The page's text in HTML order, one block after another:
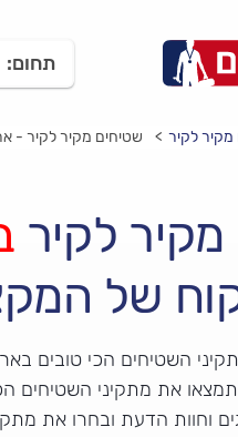
תחום:
מקיר לקיר שטיחים מקיר לקיר -
לקיר
של
השטיחים הכי טובים
את מתקיני השטיחים
וחוות הדעת ובחרו את